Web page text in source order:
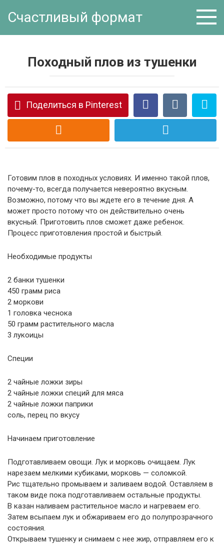
Счастливый формат
Походный плов из тушенки
Поделиться в Pinterest
Готовим плов в походных условиях. И именно такой плов,
почему-то, всегда получается невероятно вкусным.
Возможно, потому что вы ждете его в течение дня. А
может просто потому что он действительно очень
вкусный. Приготовить плов сможет даже ребенок.
Процесс приготовления простой и быстрый.
Необходимые продукты
2 банки тушенки
450 грамм риса
2 моркови
1 головка чеснока
50 грамм растительного масла
3 лукоицы
Специи
2 чайные ложки зиры
2 чайные ложки специй для мяса
2 чайные ложки паприки
соль, перец по вкусу
Начинаем приготовление
Подготавливаем овощи. Лук и морковь очищаем. Лук
нарезаем мелкими кубиками, морковь — соломкой.
Рис тщательно промываем и заливаем водой. Оставляем в
таком виде пока подготавливаем остальные продукты.
В казан наливаем растительное масло и нагреваем его.
Затем всыпаем лук и обжариваем его до полупрозрачного
состояния.
Открываем тушенку и снимаем с нее жир, отправляем его к